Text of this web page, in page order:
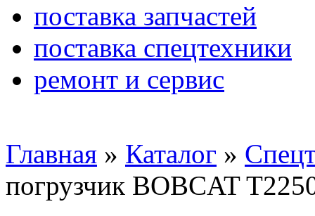
поставка запчастей
поставка спецтехники
ремонт и сервис
Главная » Каталог »
погрузчик BOBCAT